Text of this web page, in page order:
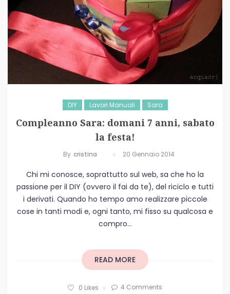
DIY Lavori Manuali Sara
Compleanno Sara: domani 7 anni, sabato
la festa!
By Cristina 20 Gennaio 2014
Chi mi conosce, soprattutto sul web, sa che ho la
passione per il DIY (ovvero il fai da te), del riciclo e tutti
i derivati. Quando ho tempo amo realizzare piccole
cose in tanti modi e, ogni tanto, mi fisso su qualcosa e
compro...
READ MORE
0 Likes 4 Comments